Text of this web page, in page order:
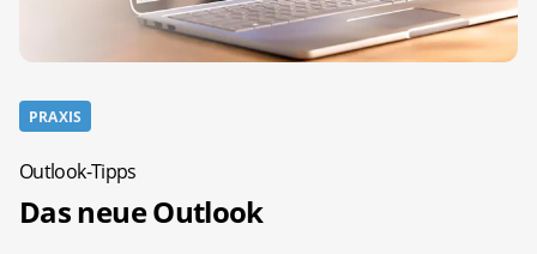
PRAXIS
Outlook-Tipps
Das neue Outlook